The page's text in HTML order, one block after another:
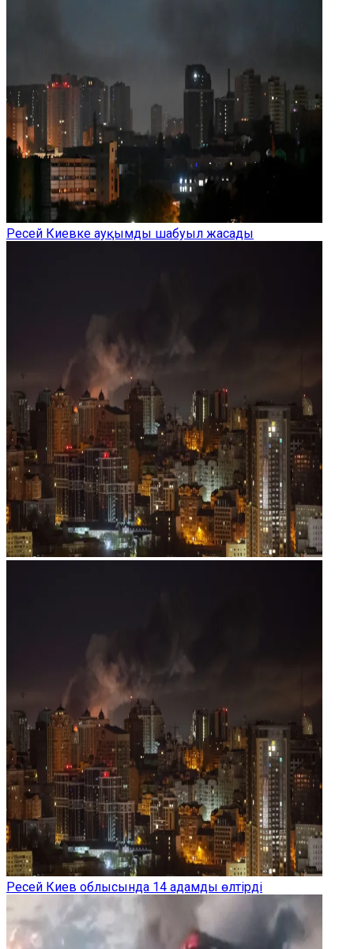
Ресей Киевке ауқымды шабуыл жасады
Ресей Киев облысында 14 адамды өлтірді